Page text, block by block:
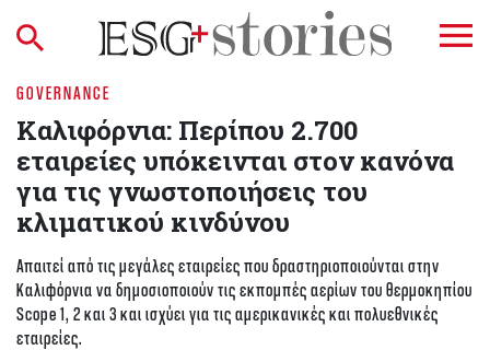
GOVERNANCE
Καλιφόρνια: Περίπου 2.700
εταιρείες υπόκεινται στον κανόνα
για τις γνωστοποιήσεις του
κλιματικού κινδύνου
Απαιτεί από τις μεγάλες εταιρείες που δραστηριοποιούνται στην
Καλιφόρνια να δημοσιοποιούν τις εκπομπές αερίων του θερμοκηπίου
Scope 1, 2 και 3 και ισχύει για τις αμερικανικές και πολυεθνικές
εταιρείες.